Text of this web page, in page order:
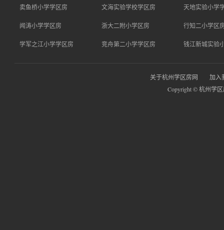
卖鱼桥小学学区房 文海实验学校学区房 天地实验小学
闻涛小学学区房 浙大二附小学区房 行知二小学区
学军之江小学学区房 竞舟第二小学学区房 钱江新城实验
关于杭州学区房网
加入
Copyright © 杭州学